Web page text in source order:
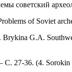
советский
of Soviet
G.A.
36. (4. Sorokin